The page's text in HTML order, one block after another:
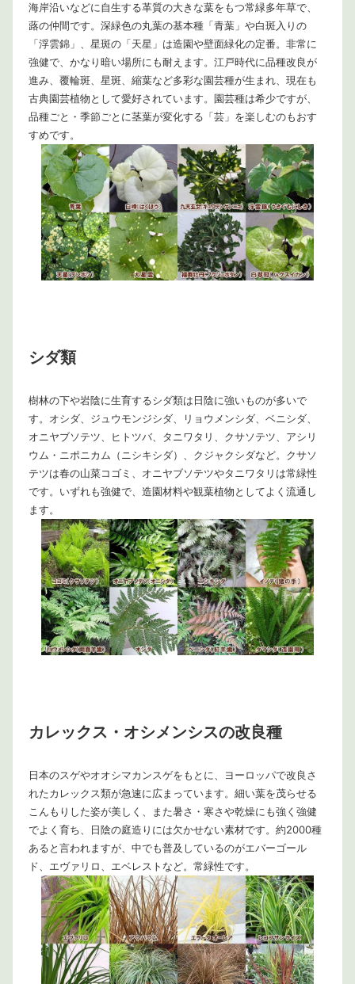
海岸沿いなどに自生する革質の大きな葉をもつ常緑多年草で、
蕗の仲間です。深緑色の丸葉の基本種「青葉」や白斑入りの
「浮雲錦」、星斑の「天星」は造園や壁面緑化の定番。非常に
強健で、かなり暗い場所にも耐えます。江戸時代に品種改良が
進み、覆輪斑、星斑、縮葉など多彩な園芸種が生まれ、現在も
古典園芸植物として愛好されています。園芸種は希少ですが、
品種ごと・季節ごとに茎葉が変化する「芸」を楽しむのもおす
すめです。
シダ類
樹林の下や岩陰に生育するシダ類は日陰に強いものが多いで
す。オシダ、ジュウモンジシダ、リョウメンシダ、ベニシダ、
オニヤブソテツ、ヒトツバ、タニワタリ、クサソテツ、アシリ
ウム・ニポニカム（ニシキシダ）、クジャクシダなど。クサソ
テツは春の山菜コゴミ、オニヤブソテツやタニワタリは常緑性
です。いずれも強健で、造園材料や観葉植物としてよく流通し
ます。
カレックス・オシメンシスの改良種
日本のスゲやオオシマカンスゲをもとに、ヨーロッパで改良さ
れたカレックス類が急速に広まっています。細い葉を茂らせる
こんもりした姿が美しく、また暑さ・寒さや乾燥にも強く強健
でよく育ち、日陰の庭造りには欠かせない素材です。約2000種
あると言われますが、中でも普及しているのがエバーゴール
ド、エヴァリロ、エベレストなど。常緑性です。